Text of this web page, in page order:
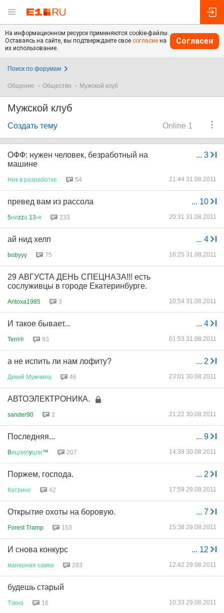
На информационном ресурсе применяются cookie-файлы.
Оставаясь на сайте, вы подтверждаете свое согласие на
их использование.
Согласен
Поиск по форумам
Общение Общество Мужской клуб
Мужской клуб
Online 1
Создать тему
... 3
ОФФ: нужен человек, безработный на
машине
Ник в разработке 54 21:44 31.08.2011
... 10
превед вам из рассола
5ниzzа 13-я 233 20:31 31.08.2011
... 4
ай нид хелп
bobyyy 75 16:25 31.08.2011
29 АВГУСТА ДЕНЬ СПЕЦНАЗА!!! есть
сослуживцы в городе Екатеринбурге.
Antoxa1985 3 10:54 31.08.2011
... 4
И такое бывает...
Terri® 93 01:53 31.08.2011
... 2
а не испить ли нам лофиту?
Дикий Мужчина 46 23:01 30.08.2011
АВТОЭЛЕКТРОНИКА.
sander90 2 21:22 30.08.2011
... 9
Последняя...
Bицлипyцли™ 207 14:39 30.08.2011
... 2
Поржем, господа.
Катринс 42 17:59 29.08.2011
... 7
Открытие охоты на боровую.
Forest Tramp 153 15:38 29.08.2011
... 12
И снова конкурс
манерная самка 283 12:42 29.08.2011
будешь старый
Тэкна 16 10:33 29.08.2011